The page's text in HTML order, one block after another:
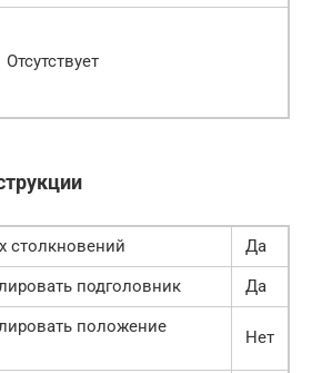
Отсутствует
столкновений
Да
подголовник
Да
положение
Нет